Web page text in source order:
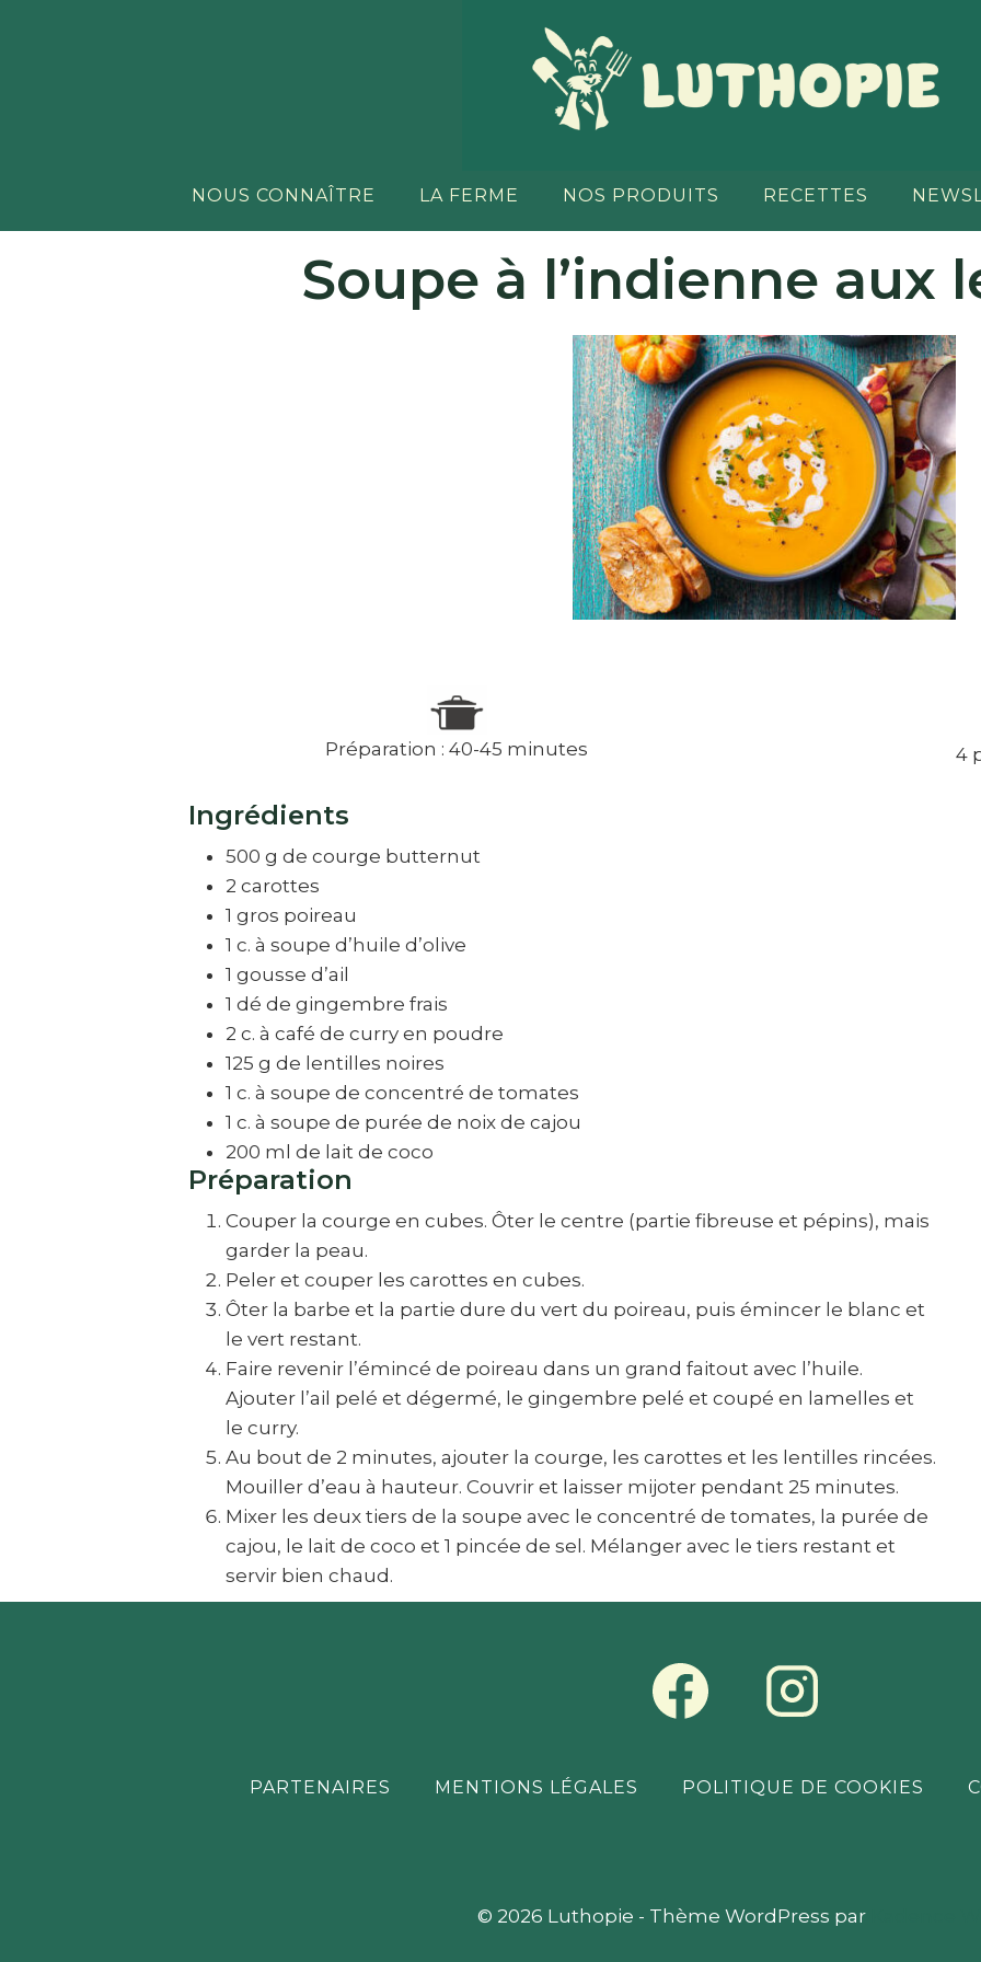
NOUS CONNAÎTRE LA FERME NOS PRODUITS RECETTES
Soupe à l’indienne aux
Préparation : 40-45 minutes 4
Ingrédients
500 g de courge butternut
2 carottes
1 gros poireau
1 c. à soupe d’huile d’olive
1 gousse d’ail
1 dé de gingembre frais
2 c. à café de curry en poudre
125 g de lentilles noires
1 c. à soupe de concentré de tomates
1 c. à soupe de purée de noix de cajou
200 ml de lait de coco
Préparation
Couper la courge en cubes. Ôter le centre (partie fibreuse et pépins), mais
garder la peau.
Peler et couper les carottes en cubes.
Ôter la barbe et la partie dure du vert du poireau, puis émincer le blanc et
le vert restant.
Faire revenir l’émincé de poireau dans un grand faitout avec l’huile.
Ajouter l’ail pelé et dégermé, le gingembre pelé et coupé en lamelles et
le curry.
Au bout de 2 minutes, ajouter la courge, les carottes et les lentilles rincées.
Mouiller d’eau à hauteur. Couvrir et laisser mijoter pendant 25 minutes.
Mixer les deux tiers de la soupe avec le concentré de tomates, la purée de
cajou, le lait de coco et 1 pincée de sel. Mélanger avec le tiers restant et
servir bien chaud.
PARTENAIRES MENTIONS LÉGALES POLITIQUE DE COOKIES
© 2026 Luthopie - Thème WordPress par